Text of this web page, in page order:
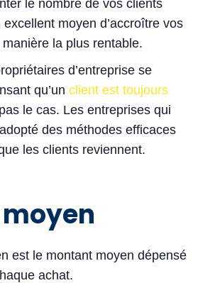
le nombre de vos clients
moyen d’accroître vos
la plus rentable.
d’entreprise se
qu’unclient est toujours
le cas. Les entreprises qui
des méthodes efficaces
les clients reviennent.
est le montant moyen dépensé
achat.